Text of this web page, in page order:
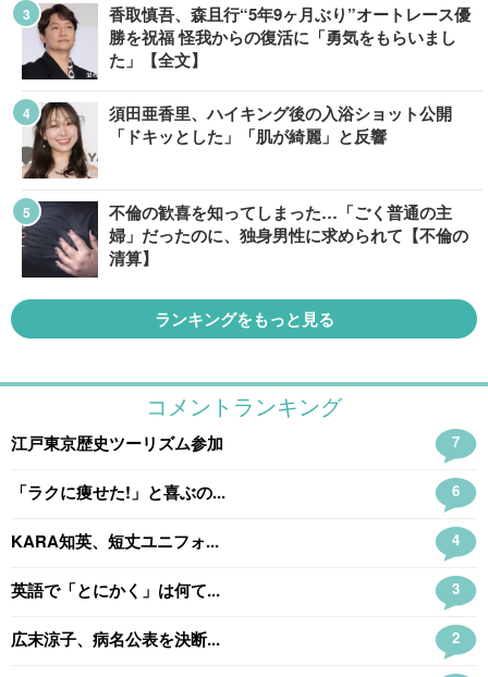
香取慎吾、森且行“5年9ヶ月ぶり”オートレース優
勝を祝福 怪我からの復活に「勇気をもらいまし
た」【全文】
須田亜香里、ハイキング後の入浴ショット公開
「ドキッとした」「肌が綺麗」と反響
不倫の歓喜を知ってしまった…「ごく普通の主
婦」だったのに、独身男性に求められて【不倫の
清算】
ランキングをもっと見る